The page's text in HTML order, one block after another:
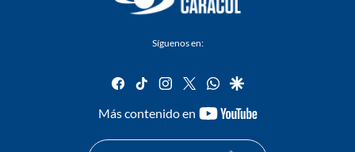
Síguenos en:
facebook
tiktok instagram
twitterwhatsapp
google
Más contenido en
youtube-